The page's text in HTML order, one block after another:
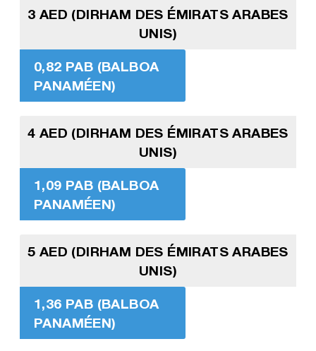
3 AED (DIRHAM DES ÉMIRATS ARABES
UNIS)
0,82 PAB (BALBOA
PANAMÉEN)
4 AED (DIRHAM DES ÉMIRATS ARABES
UNIS)
1,09 PAB (BALBOA
PANAMÉEN)
5 AED (DIRHAM DES ÉMIRATS ARABES
UNIS)
1,36 PAB (BALBOA
PANAMÉEN)